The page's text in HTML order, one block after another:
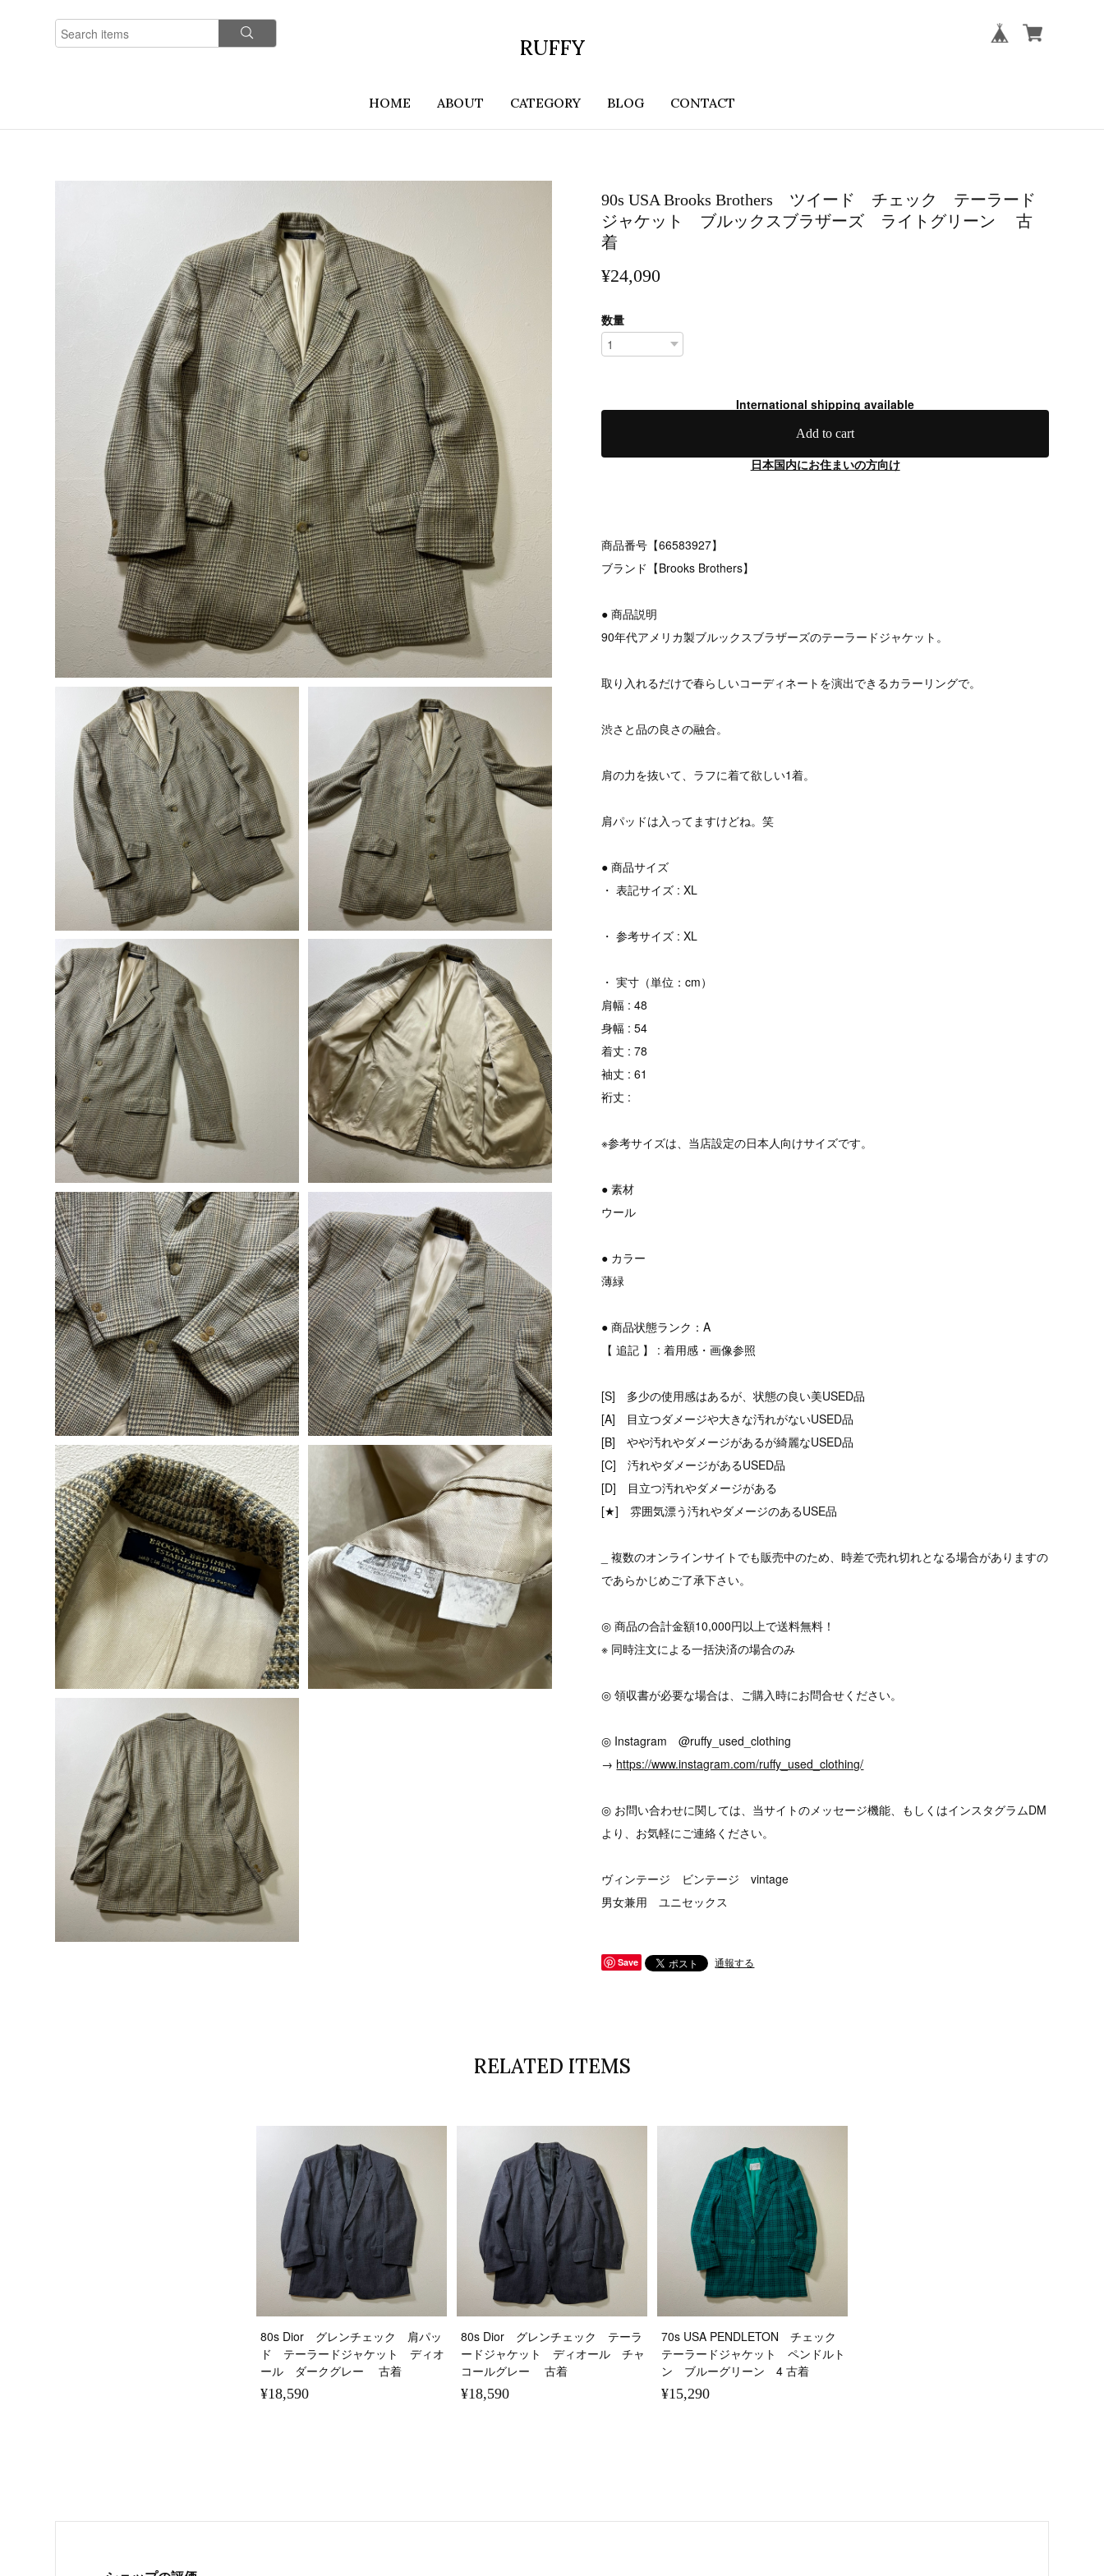
RUFFY
HOME ABOUT CATEGORY BLOG CONTACT
90s USA Brooks Brothers ツイード チェック テーラード
ジャケット ブルックスブラザーズ ライトグリーン 古
着
¥24,090
数量
International shipping available
Add to cart
日本国内にお住まいの方向け
商品番号【66583927】
ブランド【Brooks Brothers】
● 商品説明
90年代アメリカ製ブルックスブラザーズのテーラードジャケット。
取り入れるだけで春らしいコーディネートを演出できるカラーリングで。
渋さと品の良さの融合。
肩の力を抜いて、ラフに着て欲しい1着。
肩パッドは入ってますけどね。笑
● 商品サイズ
・ 表記サイズ : XL
・ 参考サイズ : XL
・ 実寸（単位：cm）
肩幅 : 48
身幅 : 54
着丈 : 78
袖丈 : 61
裄丈 :
※参考サイズは、当店設定の日本人向けサイズです。
● 素材
ウール
● カラー
薄緑
● 商品状態ランク：A
【 追記 】 : 着用感・画像参照
[S] 多少の使用感はあるが、状態の良い美USED品
[A] 目立つダメージや大きな汚れがないUSED品
[B] やや汚れやダメージがあるが綺麗なUSED品
[C] 汚れやダメージがあるUSED品
[D] 目立つ汚れやダメージがある
[★] 雰囲気漂う汚れやダメージのあるUSE品
_ 複数のオンラインサイトでも販売中のため、時差で売れ切れとなる場合がありますの
であらかじめご了承下さい。
◎ 商品の合計金額10,000円以上で送料無料！
※ 同時注文による一括決済の場合のみ
◎ 領収書が必要な場合は、ご購入時にお問合せください。
◎ Instagram @ruffy_used_clothing
→ https://www.instagram.com/ruffy_used_clothing/
◎ お問い合わせに関しては、当サイトのメッセージ機能、もしくはインスタグラムDM
より、お気軽にご連絡ください。
ヴィンテージ ビンテージ vintage
男女兼用 ユニセックス
Save 通報する
RELATED ITEMS
80s Dior グレンチェック 肩パッ
ド テーラードジャケット ディオ
ール ダークグレー 古着
¥18,590
80s Dior グレンチェック テーラ
ードジャケット ディオール チャ
コールグレー 古着
¥18,590
70s USA PENDLETON チェック
テーラードジャケット ペンドルト
ン ブルーグリーン 4 古着
¥15,290